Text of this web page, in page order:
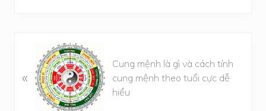
i
«
Cung mệnh là gì và cách tính
cung mệnh theo tuổi cực dễ
hiểu